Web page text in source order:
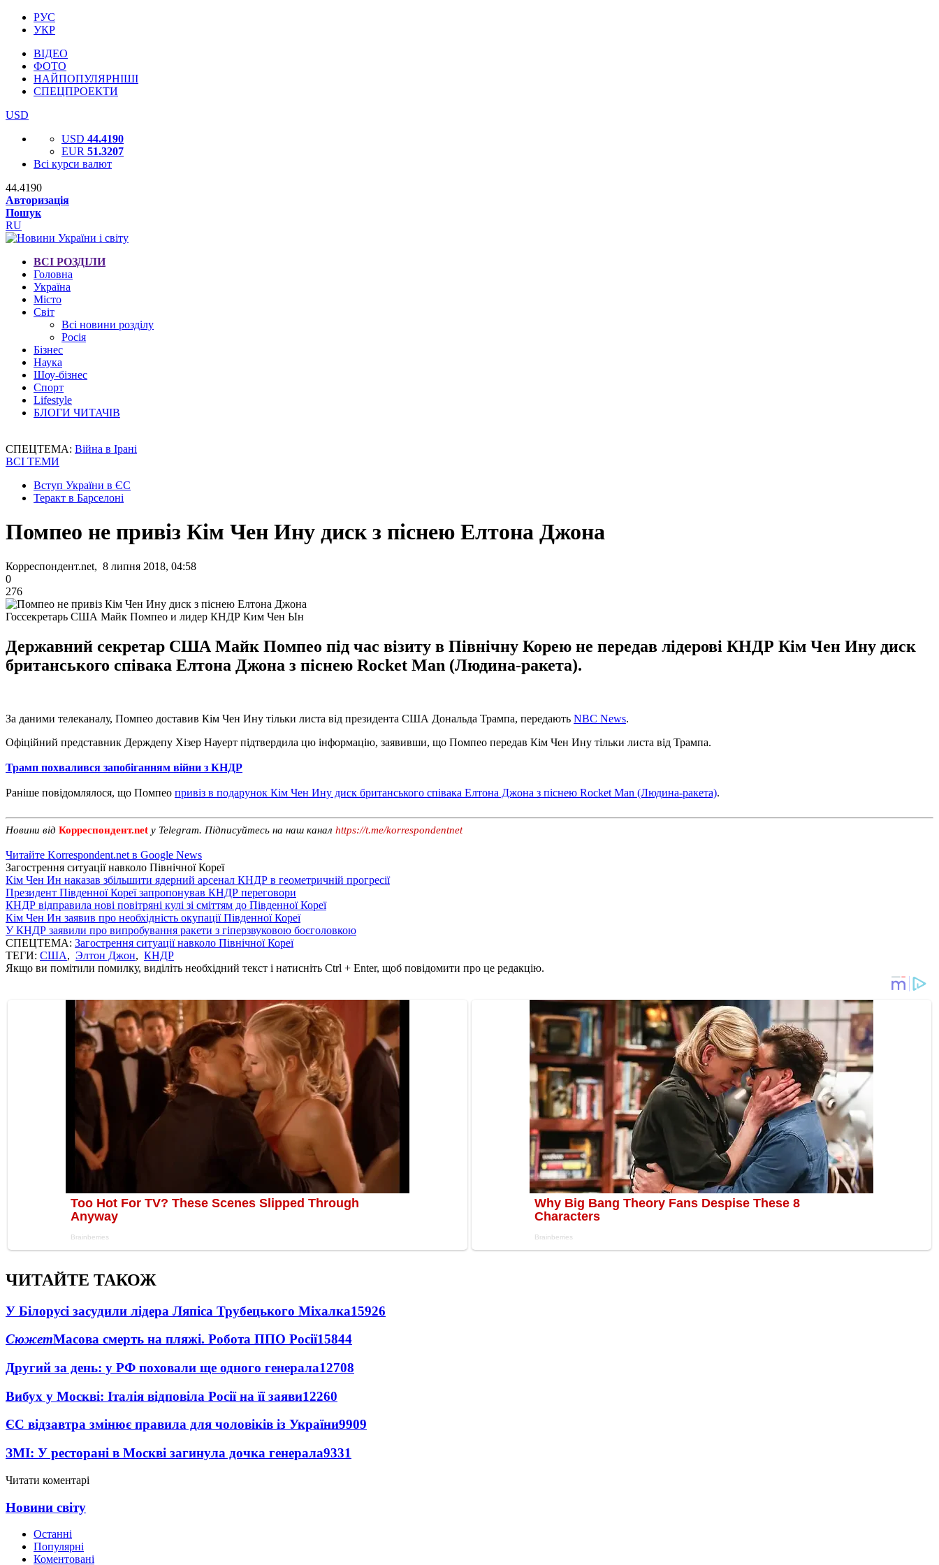
РУС
УКР
ВІДЕО
ФОТО
НАЙПОПУЛЯРНІШІ
СПЕЦПРОЕКТИ
USD
USD 44.4190
EUR 51.3207
Всі курси валют
44.4190
Авторизація
Пошук
RU
ВСІ РОЗДІЛИ
Головна
Україна
Місто
Світ
Всі новини розділу
Росія
Бізнес
Наука
Шоу-бізнес
Спорт
Lifestyle
БЛОГИ ЧИТАЧІВ
СПЕЦТЕМА: Війна в Ірані
ВСІ ТЕМИ
Вступ України в ЄС
Теракт в Барселоні
Помпео не привіз Кім Чен Ину диск з піснею Елтона Джона
Корреспондент.net, 8 липня 2018, 04:58
0
276
Госсекретарь США Майк Помпео и лидер КНДР Ким Чен Ын
Державний секретар США Майк Помпео під час візиту в Північну Корею не передав лідерові КНДР Кім Чен Ину диск
британського співака Елтона Джона з піснею Rocket Man (Людина-ракета).
За даними телеканалу, Помпео доставив Кім Чен Ину тільки листа від президента США Дональда Трампа, передають NBC News.
Офіційний представник Держдепу Хізер Науерт підтвердила цю інформацію, заявивши, що Помпео передав Кім Чен Ину тільки листа від Трампа.
Трамп похвалився запобіганням війни з КНДР
Раніше повідомлялося, що Помпео привіз в подарунок Кім Чен Ину диск британського співака Елтона Джона з піснею Rocket Man (Людина-ракета).
Новини від Корреспондент.net у Telegram. Підписуйтесь на наш канал https://t.me/korrespondentnet
Читайте Korrespondent.net в Google News
Загострення ситуації навколо Пiвнічної Кореї
Кім Чен Ин наказав збільшити ядерний арсенал КНДР в геометричній прогресії
Президент Південної Кореї запропонував КНДР переговори
КНДР відправила нові повітряні кулі зі сміттям до Південної Кореї
Кім Чен Ин заявив про необхідність окупації Південної Кореї
У КНДР заявили про випробування ракети з гіперзвуковою боєголовкою
СПЕЦТЕМА: Загострення ситуації навколо Пiвнічної Кореї
ТЕГИ: США, Элтон Джон, КНДР
Якщо ви помітили помилку, виділіть необхідний текст і натисніть Ctrl + Enter, щоб повідомити про це редакцію.
ЧИТАЙТЕ ТАКОЖ
У Білорусі засудили лідера Ляпіса Трубецького Міхалка15926
СюжетМасова смерть на пляжі. Робота ППО Росії15844
Другий за день: у РФ поховали ще одного генерала12708
Вибух у Москві: Італія відповіла Росії на її заяви12260
ЄС відзавтра змінює правила для чоловіків із України9909
ЗМІ: У ресторані в Москві загинула дочка генерала9331
Читати коментарі
Новини світу
Останні
Популярні
Коментовані